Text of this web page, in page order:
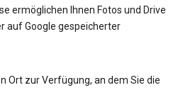
ermöglichen Ihnen Fotos und Drive
auf Google gespeicherter
Ort zur Verfügung, an dem Sie die